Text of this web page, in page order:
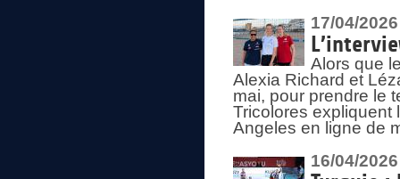
17/04/2026
Alors que
Alexia Richard et
mai, pour prendre le
Tricolores expliquent
Angeles en ligne de
16/04/2026